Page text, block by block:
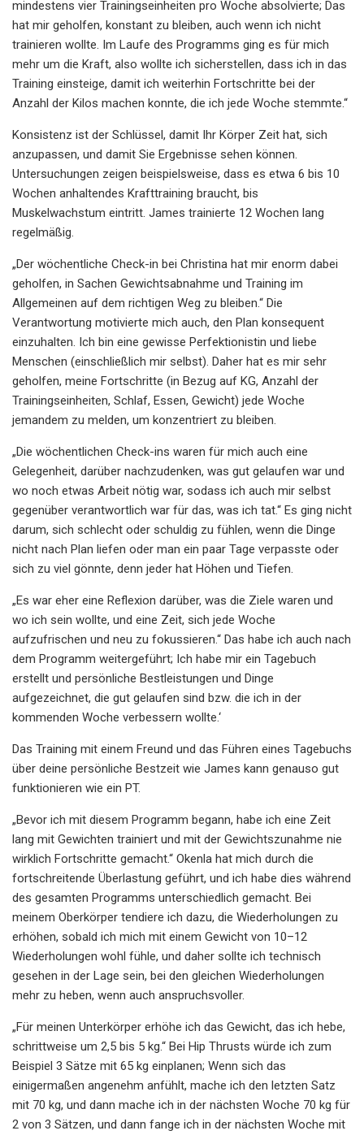
mindestens vier Trainingseinheiten pro Woche absolvierte; Das
hat mir geholfen, konstant zu bleiben, auch wenn ich nicht
trainieren wollte. Im Laufe des Programms ging es für mich
mehr um die Kraft, also wollte ich sicherstellen, dass ich in das
Training einsteige, damit ich weiterhin Fortschritte bei der
Anzahl der Kilos machen konnte, die ich jede Woche stemmte.“
Konsistenz ist der Schlüssel, damit Ihr Körper Zeit hat, sich
anzupassen, und damit Sie Ergebnisse sehen können.
Untersuchungen zeigen beispielsweise, dass es etwa 6 bis 10
Wochen anhaltendes Krafttraining braucht, bis
Muskelwachstum eintritt. James trainierte 12 Wochen lang
regelmäßig.
„Der wöchentliche Check-in bei Christina hat mir enorm dabei
geholfen, in Sachen Gewichtsabnahme und Training im
Allgemeinen auf dem richtigen Weg zu bleiben.“ Die
Verantwortung motivierte mich auch, den Plan konsequent
einzuhalten. Ich bin eine gewisse Perfektionistin und liebe
Menschen (einschließlich mir selbst). Daher hat es mir sehr
geholfen, meine Fortschritte (in Bezug auf KG, Anzahl der
Trainingseinheiten, Schlaf, Essen, Gewicht) jede Woche
jemandem zu melden, um konzentriert zu bleiben.
„Die wöchentlichen Check-ins waren für mich auch eine
Gelegenheit, darüber nachzudenken, was gut gelaufen war und
wo noch etwas Arbeit nötig war, sodass ich auch mir selbst
gegenüber verantwortlich war für das, was ich tat.“ Es ging nicht
darum, sich schlecht oder schuldig zu fühlen, wenn die Dinge
nicht nach Plan liefen oder man ein paar Tage verpasste oder
sich zu viel gönnte, denn jeder hat Höhen und Tiefen.
„Es war eher eine Reflexion darüber, was die Ziele waren und
wo ich sein wollte, und eine Zeit, sich jede Woche
aufzufrischen und neu zu fokussieren.“ Das habe ich auch nach
dem Programm weitergeführt; Ich habe mir ein Tagebuch
erstellt und persönliche Bestleistungen und Dinge
aufgezeichnet, die gut gelaufen sind bzw. die ich in der
kommenden Woche verbessern wollte.‘
Das Training mit einem Freund und das Führen eines Tagebuchs
über deine persönliche Bestzeit wie James kann genauso gut
funktionieren wie ein PT.
„Bevor ich mit diesem Programm begann, habe ich eine Zeit
lang mit Gewichten trainiert und mit der Gewichtszunahme nie
wirklich Fortschritte gemacht.“ Okenla hat mich durch die
fortschreitende Überlastung geführt, und ich habe dies während
des gesamten Programms unterschiedlich gemacht. Bei
meinem Oberkörper tendiere ich dazu, die Wiederholungen zu
erhöhen, sobald ich mich mit einem Gewicht von 10–12
Wiederholungen wohl fühle, und daher sollte ich technisch
gesehen in der Lage sein, bei den gleichen Wiederholungen
mehr zu heben, wenn auch anspruchsvoller.
„Für meinen Unterkörper erhöhe ich das Gewicht, das ich hebe,
schrittweise um 2,5 bis 5 kg.“ Bei Hip Thrusts würde ich zum
Beispiel 3 Sätze mit 65 kg einplanen; Wenn sich das
einigermaßen angenehm anfühlt, mache ich den letzten Satz
mit 70 kg, und dann mache ich in der nächsten Woche 70 kg für
2 von 3 Sätzen, und dann fange ich in der nächsten Woche mit